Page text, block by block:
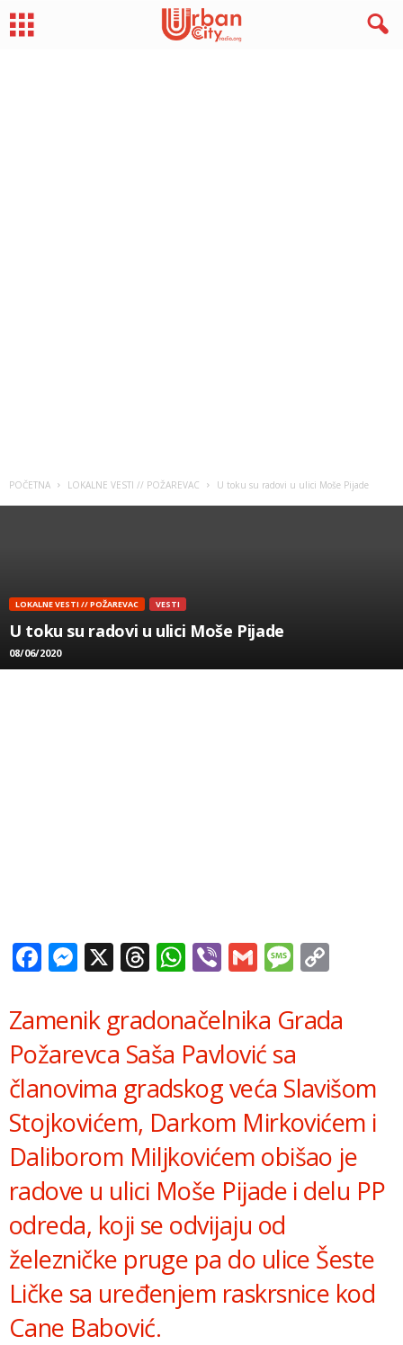
POČETNA LOKALNE VESTI // POŽAREVAC U toku su radovi u ulici Moše Pijade
LOKALNE VESTI // POŽAREVAC VESTI
U toku su radovi u ulici Moše Pijade
08/06/2020
Facebook
Messenger
X Threads
WhatsApp
ViberGmail
Zamenik gradonačelnika Grada
Požarevca Saša Pavlović sa
članovima gradskog veća Slavišom
Stojkovićem, Darkom Mirkovićem i
Daliborom Miljkovićem obišao je
radove u ulici Moše Pijade i delu PP
odreda, koji se odvijaju od
železničke pruge pa do ulice Šeste
Ličke sa uređenjem raskrsnice kod
Cane Babović.